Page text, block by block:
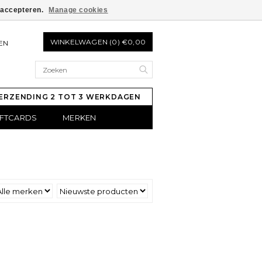
WINKELWAGEN (0) €0,00
2 TOT 3 WERKDAGEN
MERKEN
Manage cookies